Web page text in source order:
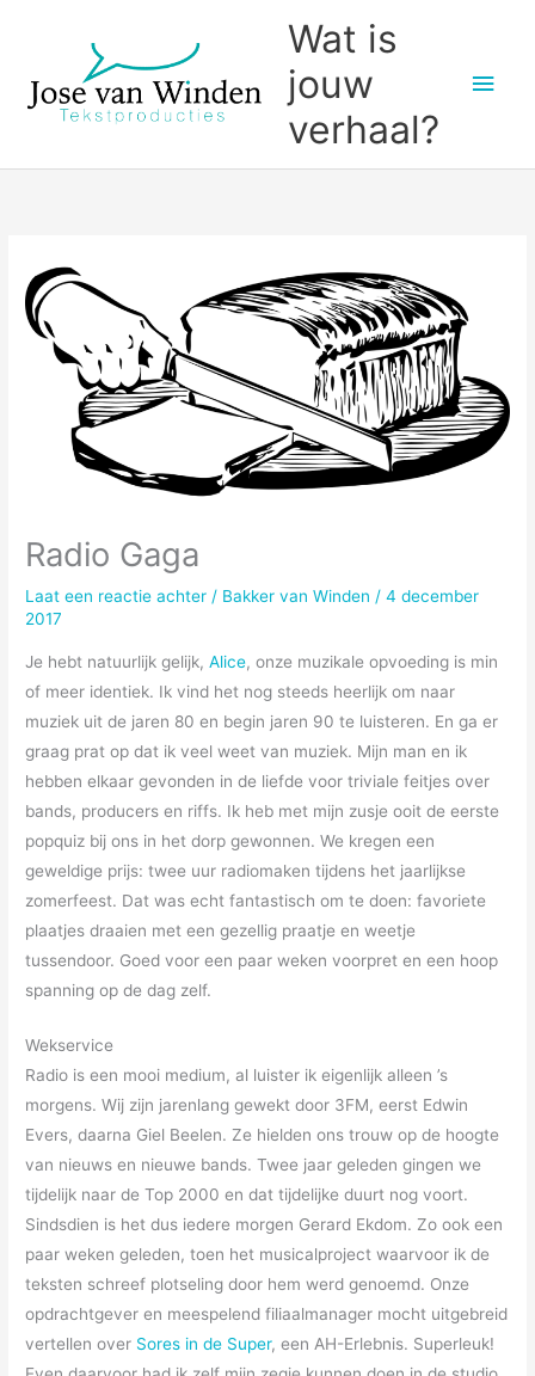
inhoud
Wat is
jouw
verhaal?
Radio Gaga
Laat een reactie achter / Bakker van Winden /4 december
2017
Je hebt natuurlijk gelijk,Alice, onze muzikale opvoeding is min
of meer identiek. Ik vind het nog steeds heerlijk om naar
muziek uit de jaren 80 en begin jaren 90 te luisteren. En ga er
graag prat op dat ik veel weet van muziek. Mijn man en ik
hebben elkaar gevonden in de liefde voor triviale feitjes over
bands, producers en riffs. Ik heb met mijn zusje ooit de eerste
popquiz bij ons in het dorp gewonnen. We kregen een
geweldige prijs: twee uur radiomaken tijdens het jaarlijkse
zomerfeest. Dat was echt fantastisch om te doen: favoriete
plaatjes draaien met een gezellig praatje en weetje
tussendoor. Goed voor een paar weken voorpret en een hoop
spanning op de dag zelf.
Wekservice
Radio is een mooi medium, al luister ik eigenlijk alleen ’s
morgens. Wij zijn jarenlang gewekt door 3FM, eerst Edwin
Evers, daarna Giel Beelen. Ze hielden ons trouw op de hoogte
van nieuws en nieuwe bands. Twee jaar geleden gingen we
tijdelijk naar de Top 2000 en dat tijdelijke duurt nog voort.
Sindsdien is het dus iedere morgen Gerard Ekdom. Zo ook een
paar weken geleden, toen het musicalproject waarvoor ik de
teksten schreef plotseling door hem werd genoemd. Onze
opdrachtgever en meespelend filiaalmanager mocht uitgebreid
vertellen over Sores in de Super, een AH-Erlebnis. Superleuk!